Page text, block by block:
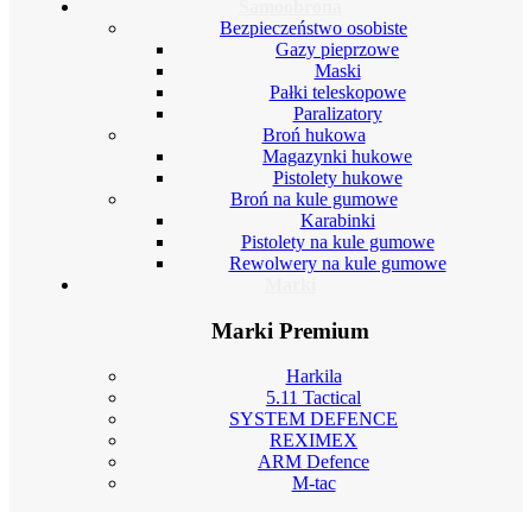
Bezpieczeństwo osobiste
Gazy pieprzowe
Maski
Pałki teleskopowe
Paralizatory
Broń hukowa
Magazynki hukowe
Pistolety hukowe
Broń na kule gumowe
Karabinki
Pistolety na kule gumowe
Rewolwery na kule gumowe
Marki Premium
Harkila
5.11 Tactical
SYSTEM DEFENCE
REXIMEX
ARM Defence
M-tac